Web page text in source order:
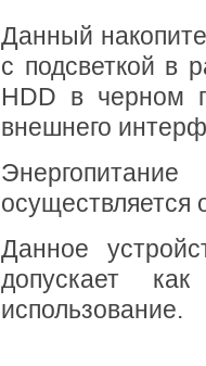
Данный
с подсветкой в
HDD в черном
внешнего
осуществляется
Данное
допускает
использование.